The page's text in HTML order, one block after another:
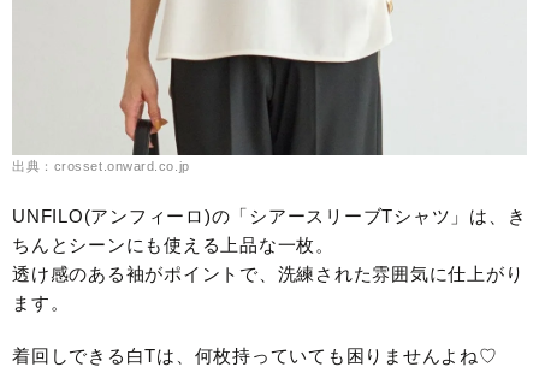
出典：crosset.onward.co.jp
UNFILO(アンフィーロ)の「シアースリーブTシャツ」は、き
ちんとシーンにも使える上品な一枚。
透け感のある袖がポイントで、洗練された雰囲気に仕上がり
ます。
着回しできる白Tは、何枚持っていても困りませんよね♡